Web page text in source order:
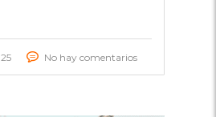
No hay comentarios